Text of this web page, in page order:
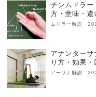
チンムドラー
方・意味・違
ムドラー解説
アナンター
り方・効果・
アーサナ解説